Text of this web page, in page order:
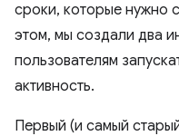
сроки, которые нужно
этом, мы создали два
пользователям
активность.
Первый (и самый